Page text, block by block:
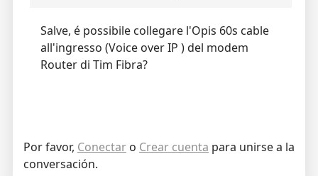
Salve, é possibile collegare l'Opis 60s cable
all'ingresso (Voice over IP ) del modem
Router di Tim Fibra?
Por favor, Conectaro Crear cuenta para unirse a la
conversación.